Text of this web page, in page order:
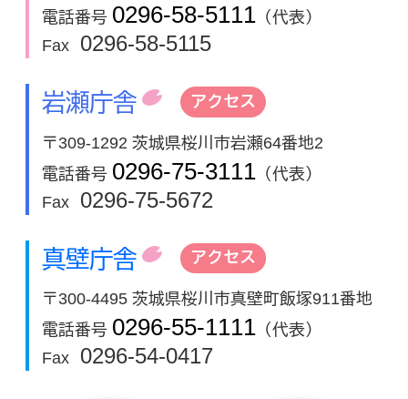
電話番号 0296-58-5111 （代表）
Fax
0296-58-5115
岩瀬庁舎 アクセス
〒309-1292 茨城県桜川市岩瀬64番地2
電話番号 0296-75-3111 （代表）
Fax
0296-75-5672
真壁庁舎 アクセス
〒300-4495 茨城県桜川市真壁町飯塚911番地
電話番号 0296-55-1111 （代表）
Fax
0296-54-0417